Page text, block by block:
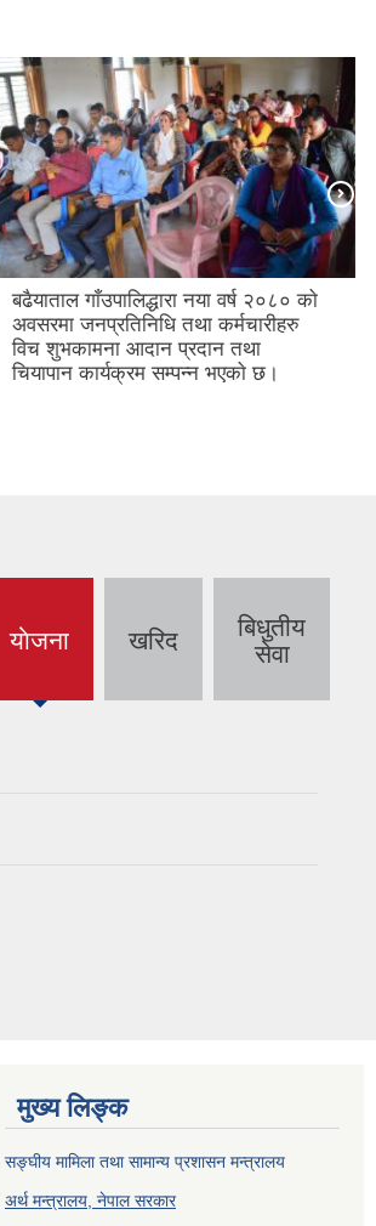
बढैयाताल गाँउपालिद्धारा नया वर्ष २०८० काे
अवसरमा जनप्रतिनिधि तथा कर्मचारीहरु
विच शुभकामना आदान प्रदान तथा
चियापान कार्यक्रम सम्पन्न भएकाे छ।
याेजना
(active
खरिद
बिधुतीय
सेवा
मुख्य लिङ्क
सङ्घीय मामिला तथा सामान्य प्रशासन मन्त्रालय
अर्थ मन्त्रालय, नेपाल सरकार